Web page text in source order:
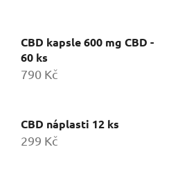
CBD kapsle 600 mg CBD -
60 ks
790 Kč
CBD náplasti 12 ks
299 Kč